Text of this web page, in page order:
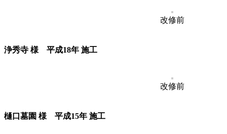
改修前
浄秀寺 様 平成18年 施工
改修前
樋口墓園 様 平成15年 施工